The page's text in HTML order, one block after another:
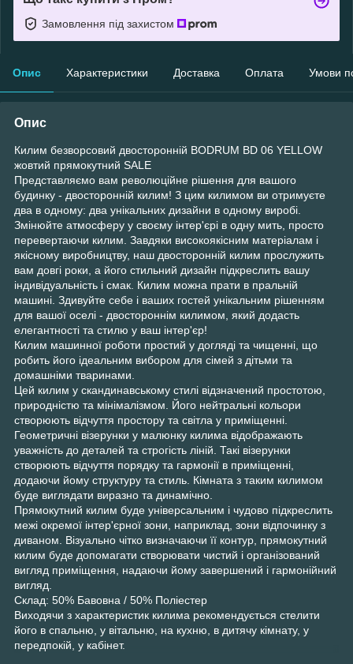
Замовлення під захистом
Опис Характеристики Доставка Оплата Умови
Опис
Килим безворсовий двосторонній BODRUM BD 06 YELLOW
жовтий прямокутний SALE
Представляємо вам революційне рішення для вашого
будинку - двосторонній килим! З цим килимом ви отримуєте
два в одному: два унікальних дизайни в одному виробі.
Змінюйте атмосферу у своєму інтер'єрі в одну мить, просто
перевертаючи килим. Завдяки високоякісним матеріалам і
якісному виробництву, наш двосторонній килим прослужить
вам довгі роки, а його стильний дизайн підкреслить вашу
індивідуальність і смак. Килим можна прати в пральній
машині. Здивуйте себе і ваших гостей унікальним рішенням
для вашої оселі - двостороннім килимом, який додасть
елегантності та стилю у ваш інтер'єр!
Килим машинної роботи простий у догляді та чищенні, що
робить його ідеальним вибором для сімей з дітьми та
домашніми тваринами.
Цей килим у скандинавському стилі відзначений простотою,
природністю та мінімалізмом. Його нейтральні кольори
створюють відчуття простору та світла у приміщенні.
Геометричні візерунки у малюнку килима відображають
уважність до деталей та строгість ліній. Такі візерунки
створюють відчуття порядку та гармонії в приміщенні,
додаючи йому структуру та стиль. Кімната з таким килимом
буде виглядати виразно та динамічно.
Прямокутний килим буде універсальним і чудово підкреслить
межі окремої інтер'єрної зони, наприклад, зони відпочинку з
диваном. Візуально чітко визначаючи її контур, прямокутний
килим буде допомагати створювати чистий і організований
вигляд приміщення, надаючи йому завершений і гармонійний
вигляд.
Склад: 50% Бавовна / 50% Поліестер
Виходячи з характеристик килима рекомендується стелити
його в спальню, у вітальню, на кухню, в дитячу кімнату, у
передпокій, у кабінет.